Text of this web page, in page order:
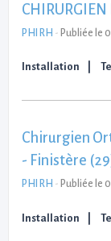
CHIRURGIEN
PHI RH - Publiée le
Installation
Chirurgien
- Finistère
PHI RH - Publiée le
Installation